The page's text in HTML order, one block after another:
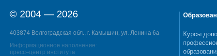
© 2004 — 2026
403874 Волгоградская обл., г. Камышин, ул. Ленина 6а
Информационное наполнение:
пресс–центр института
Курсы